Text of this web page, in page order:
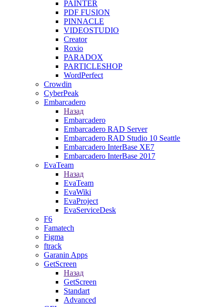
PAINTER
PDF FUSION
PINNACLE
VIDEOSTUDIO
Creator
Roxio
PARADOX
PARTICLESHOP
WordPerfect
Crowdin
CyberPeak
Embarcadero
Назад
Embarcadero
Embarcadero RAD Server
Embarcadero RAD Studio 10 Seattle
Embarcadero InterBase XE7
Embarcadero InterBase 2017
EvaTeam
Назад
EvaTeam
EvaWiki
EvaProject
EvaServiceDesk
F6
Famatech
Figma
ftrack
Garanin Apps
GetScreen
Назад
GetScreen
Standart
Advanced